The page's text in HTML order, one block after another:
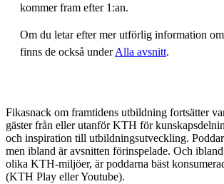
kommer fram efter 1:an.
Om du letar efter mer utförlig information
finns de också underAlla avsnitt.
Fikasnack om framtidens utbildning fortsätter
gäster från eller utanför KTH för
och inspiration till utbildningsutveckling.
men ibland är avsnitten förinspelade. Och
olika KTH-miljöer, är poddarna bäst
(KTH Play eller Youtube).